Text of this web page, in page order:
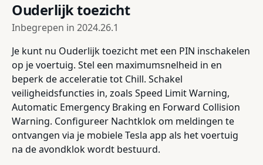
Ouderlijk toezicht
Inbegrepen in 2024.26.1
Je kunt nu Ouderlijk toezicht met een PIN inschakelen
op je voertuig. Stel een maximumsnelheid in en
beperk de acceleratie tot Chill. Schakel
veiligheidsfuncties in, zoals Speed Limit Warning,
Automatic Emergency Braking en Forward Collision
Warning. Configureer Nachtklok om meldingen te
ontvangen via je mobiele Tesla app als het voertuig
na de avondklok wordt bestuurd.